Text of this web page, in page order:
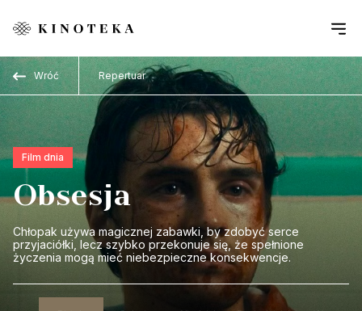
Wróć Repertuar
Film dnia
Obsesja
Chłopak używa magicznej zabawki, by zdobyć serce
przyjaciółki, lecz szybko przekonuje się, że spełnione
życzenia mogą mieć niebezpieczne konsekwencje.